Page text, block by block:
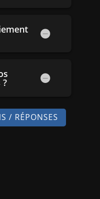
/ RÉPONSES